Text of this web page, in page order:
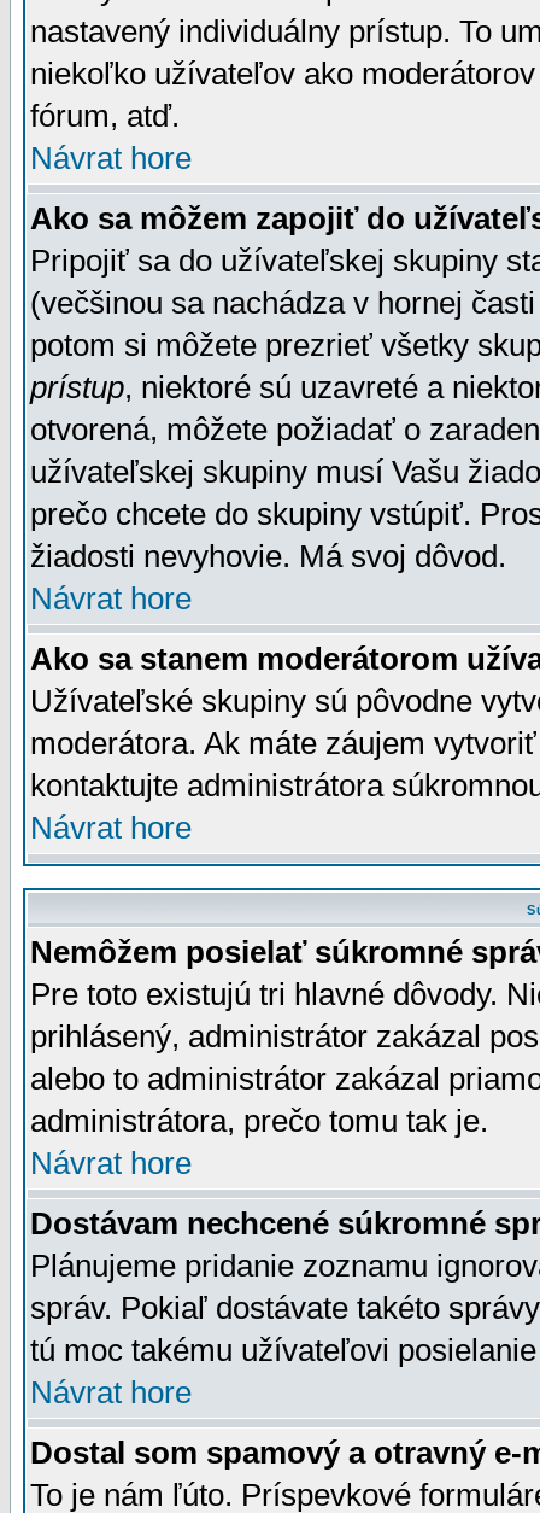
nastavený individuálny prístup. To
niekoľko užívateľov ako
fórum, atď.
Návrat hore
Ako sa môžem zapojiť do
Pripojiť sa do užívateľskej skupiny
(večšinou sa nachádza v hornej
potom si môžete prezrieť všetky
prístup, niektoré sú uzavreté a
otvorená, môžete požiadať o
užívateľskej skupiny musí Vašu
prečo chcete do skupiny vstúpiť.
žiadosti nevyhovie. Má svoj dôvod.
Návrat hore
Ako sa stanem moderátorom
Užívateľské skupiny sú pôvodne
moderátora. Ak máte záujem
kontaktujte administrátora
Návrat hore
Nemôžem posielať súkromné
Pre toto existujú tri hlavné dôvody.
prihlásený, administrátor zakázal
alebo to administrátor zakázal
administrátora, prečo tomu tak je.
Návrat hore
Dostávam nechcené súkromné
Plánujeme pridanie zoznamu
správ. Pokiaľ dostávate takéto
tú moc takému užívateľovi
Návrat hore
Dostal som spamový a otravný e-
To je nám ľúto. Príspevkové